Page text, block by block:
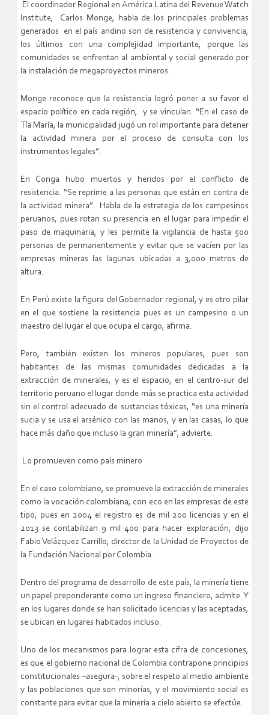
El coordinador Regional en América Latina del Revenue Watch
Institute, Carlos Monge, habla de los principales problemas
generados en el país andino son de resistencia y convivencia,
los últimos con una complejidad importante, porque las
comunidades se enfrentan al ambiental y social generado por
la instalación de megaproyectos mineros.
Monge reconoce que la resistencia logró poner a su favor el
espacio político en cada región, y se vinculan. “En el caso de
Tía María, la municipalidad jugó un rol importante para detener
la actividad minera por el proceso de consulta con los
instrumentos legales”.
En Conga hubo muertos y heridos por el conflicto de
resistencia. “Se reprime a las personas que están en contra de
la actividad minera”. Habla de la estrategia de los campesinos
peruanos, pues rotan su presencia en el lugar para impedir el
paso de maquinaria, y les permite la vigilancia de hasta 500
personas de permanentemente y evitar que se vacíen por las
empresas mineras las lagunas ubicadas a 3,000 metros de
altura.
En Perú existe la figura del Gobernador regional, y es otro pilar
en el que sostiene la resistencia pues es un campesino o un
maestro del lugar el que ocupa el cargo, afirma.
Pero, también existen los mineros populares, pues son
habitantes de las mismas comunidades dedicadas a la
extracción de minerales, y es el espacio, en el centro-sur del
territorio peruano el lugar donde más se practica esta actividad
sin el control adecuado de sustancias tóxicas, “es una minería
sucia y se usa el arsénico con las manos, y en las casas, lo que
hace más daño que incluso la gran minería”, advierte.
Lo promueven como país minero
En el caso colombiano, se promueve la extracción de minerales
como la vocación colombiana, con eco en las empresas de este
tipo, pues en 2004 el registro es de mil 200 licencias y en el
2013 se contabilizan 9 mil 400 para hacer exploración, dijo
Fabio Velázquez Carrillo, director de la Unidad de Proyectos de
la Fundación Nacional por Colombia.
Dentro del programa de desarrollo de este país, la minería tiene
un papel preponderante como un ingreso financiero, admite. Y
en los lugares donde se han solicitado licencias y las aceptadas,
se ubican en lugares habitados incluso.
Uno de los mecanismos para lograr esta cifra de concesiones,
es que el gobierno nacional de Colombia contrapone principios
constitucionales –asegura-, sobre el respeto al medio ambiente
y las poblaciones que son minorías, y el movimiento social es
constante para evitar que la minería a cielo abierto se efectúe.